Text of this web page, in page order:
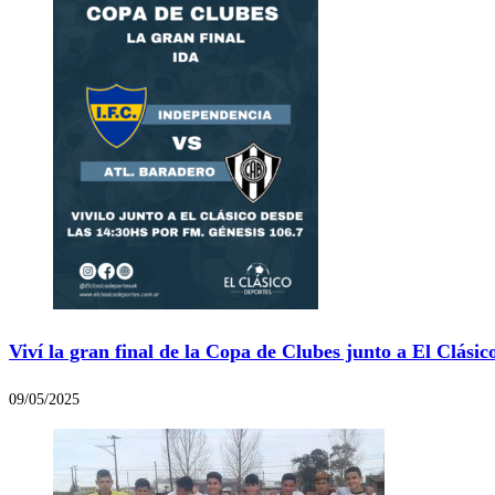
Viví la gran final de la Copa de Clubes junto a El
09/05/2025